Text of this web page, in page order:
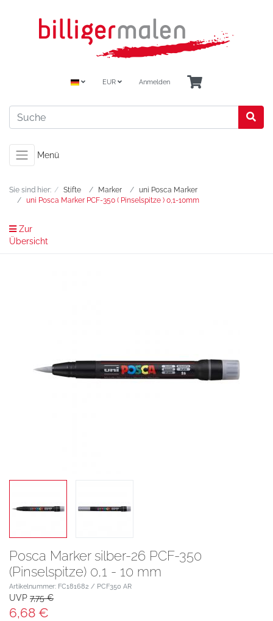
EUR Anmelden
Menü
Sie sind hier: Stifte Marker
uni Posca Marker
uni Posca Marker PCF-350 ( Pinselspitze ) 0,1-10mm
Zur
Übersicht
Posca Marker silber-26 PCF-350
(Pinselspitze) 0,1 - 10 mm
Artikelnummer: FC181682 / PCF350 AR
UVP 7,75 €
6,68 €